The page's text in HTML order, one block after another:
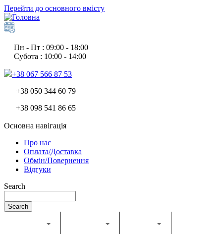
Перейти до основного вмісту
Пн - Пт : 09:00 - 18:00
Субота : 10:00 - 14:00
+38 067 566 87 53
+38 050 344 60 79
+38 098 541 86 65
Основна навігація
Про нас
Оплата/Доставка
Обмін/Повернення
Відгуки
Search
Search